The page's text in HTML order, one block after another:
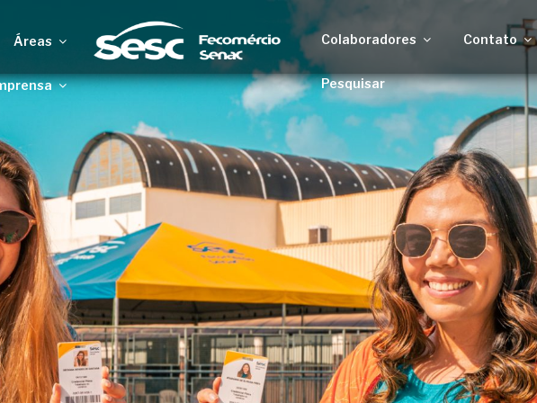
Áreas Colaboradores Contato
Pesquisar